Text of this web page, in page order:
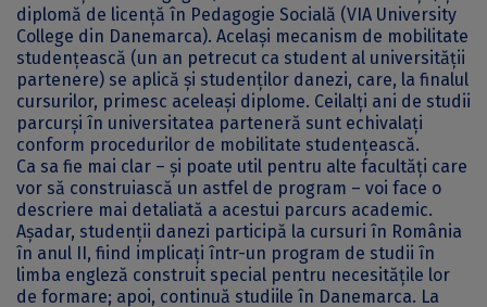
diplomă de licență în Pedagogie Socială (VIA University
College din Danemarca). Același mecanism de mobilitate
studențească (un an petrecut ca student al universității
partenere) se aplică și studenților danezi, care, la finalul
cursurilor, primesc aceleași diplome. Ceilalți ani de studii
parcurși în universitatea parteneră sunt echivalați
conform procedurilor de mobilitate studențească.
Ca sa fie mai clar – și poate util pentru alte facultăți care
vor să construiască un astfel de program – voi face o
descriere mai detaliată a acestui parcurs academic.
Așadar, studenții danezi participă la cursuri în România
în anul II, fiind implicați într-un program de studii în
limba engleză construit special pentru necesitățile lor
de formare; apoi, continuă studiile în Danemarca. La